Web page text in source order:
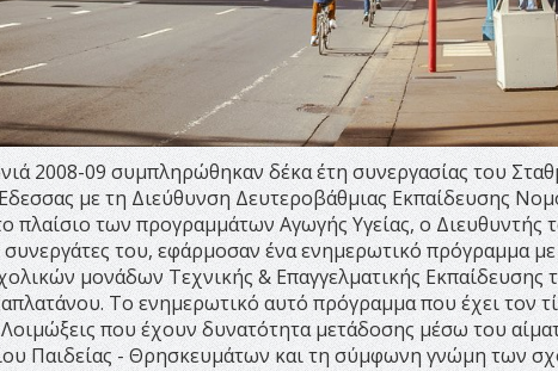
2008-09 συμπληρώθηκαν δέκα έτη συνεργασίας του
με τη Διεύθυνση Δευτεροβάθμιας Εκπαίδευσης
πλαίσιο των προγραμμάτων Αγωγής Υγείας, ο Διευθυντής
του, εφάρμοσαν ένα ενημερωτικό πρόγραμμα
μονάδων Τεχνικής & Επαγγελματικής Εκπαίδευσης
Το ενημερωτικό αυτό πρόγραμμα που έχει τον
Λοιμώξεις που έχουν δυνατότητα μετάδοσης μέσω του
Παιδείας - Θρησκευμάτων και τη σύμφωνη γνώμη των